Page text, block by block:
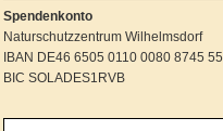
Spendenkonto
Naturschutzzentrum Wilhelmsdorf
IBAN DE46 6505 0110 0080 8745 55
BIC SOLADES1RVB